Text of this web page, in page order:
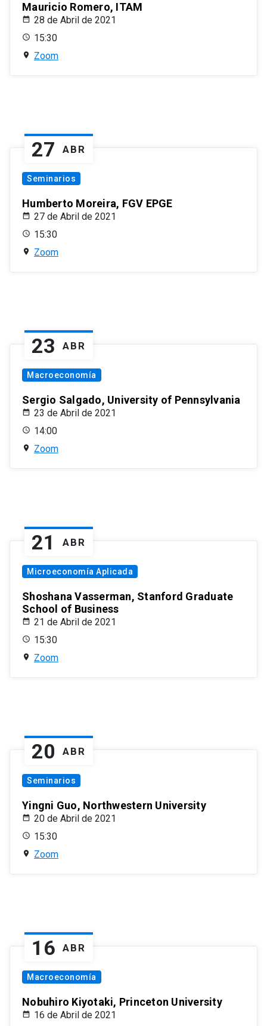
Mauricio Romero, ITAM
28 de Abril de 2021
15:30
Zoom
27 ABR
Seminarios
Humberto Moreira, FGV EPGE
27 de Abril de 2021
15:30
Zoom
23 ABR
Macroeconomía
Sergio Salgado, University of Pennsylvania
23 de Abril de 2021
14:00
Zoom
21 ABR
Microeconomía Aplicada
Shoshana Vasserman, Stanford Graduate
School of Business
21 de Abril de 2021
15:30
Zoom
20 ABR
Seminarios
Yingni Guo, Northwestern University
20 de Abril de 2021
15:30
Zoom
16 ABR
Macroeconomía
Nobuhiro Kiyotaki, Princeton University
16 de Abril de 2021